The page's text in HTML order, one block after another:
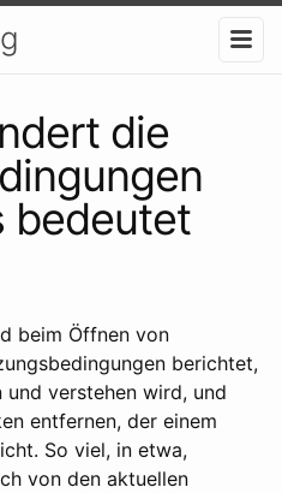
die
bedeutet
beim Öffnen von
berichtet,
und verstehen wird, und
entfernen, der einem
So viel, in etwa,
von den aktuellen